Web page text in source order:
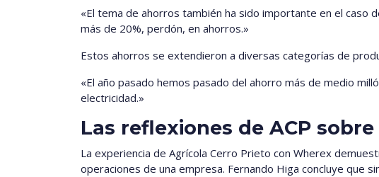
«El tema de ahorros también ha sido importante en el caso
más de 20%, perdón, en ahorros.»
Estos ahorros se extendieron a diversas categorías de
«El año pasado hemos pasado del ahorro más de medio
electricidad.»
Las reflexiones de ACP
La experiencia de Agrícola Cerro Prieto con Wherex
operaciones de una empresa. Fernando Higa concluye que